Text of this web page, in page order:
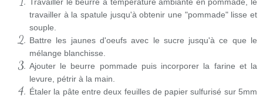
travailler à la spatule jusqu'à obtenir une "pommade" lisse et
souple.
Battre les jaunes d'oeufs avec le sucre jusqu'à ce que le
mélange blanchisse.
Ajouter le beurre pommade puis incorporer la farine et la
levure, pétrir à la main.
Étaler la pâte entre deux feuilles de papier sulfurisé sur 5mm